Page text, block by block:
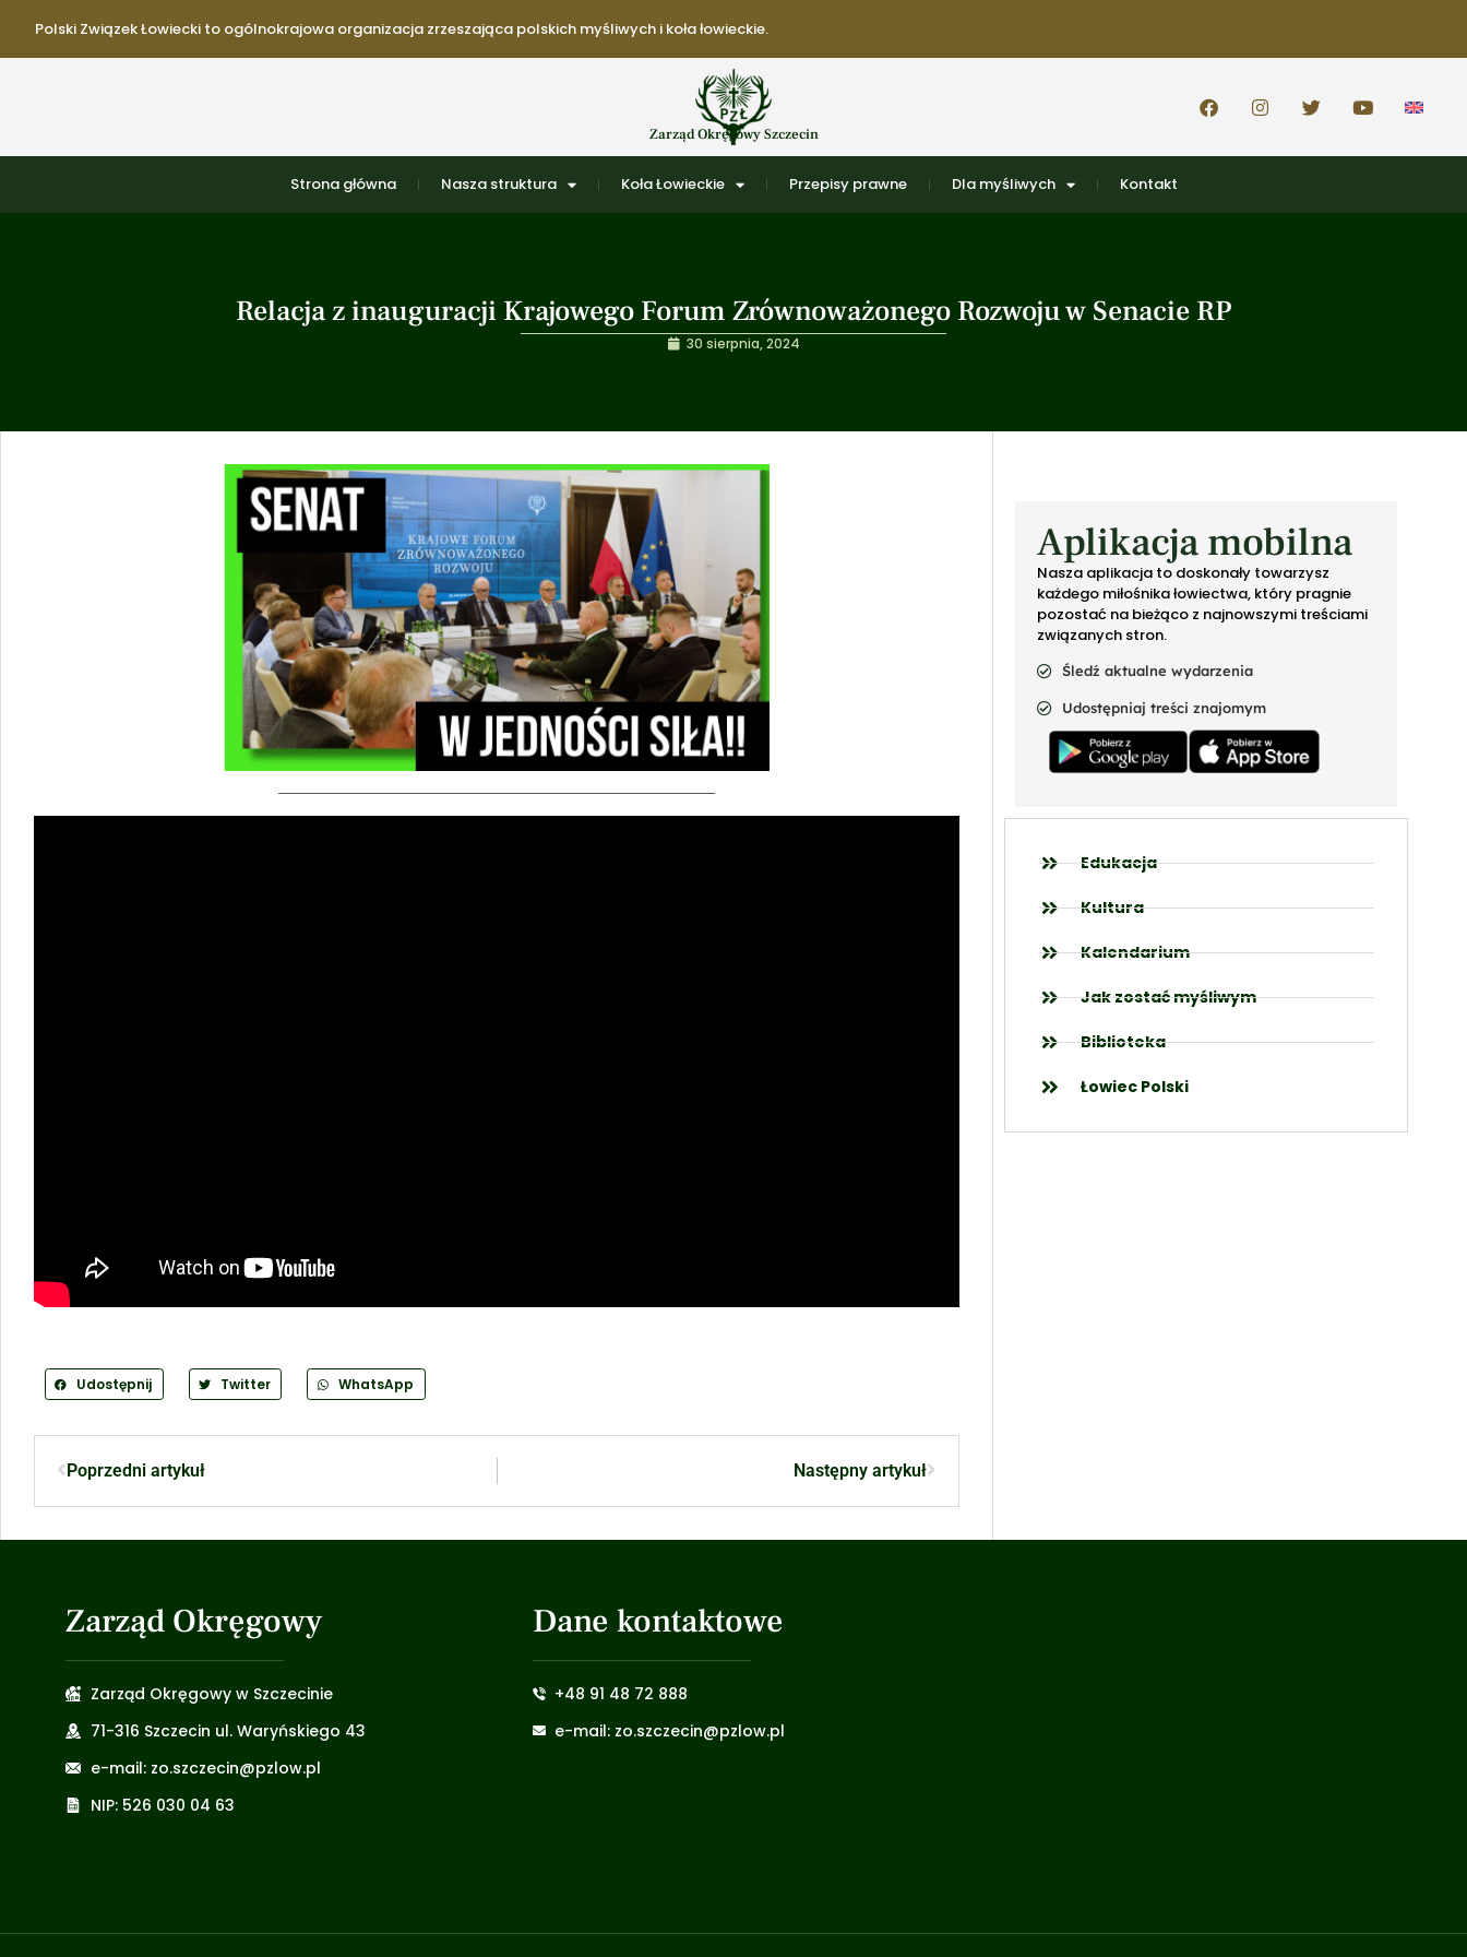
Polski Związek Łowiecki to ogólnokrajowa organizacja zrzeszająca polskich myśliwych i koła łowieckie.
Zarząd Okręgowy Szczecin
Strona główna Nasza struktura Koła Łowieckie Przepisy prawne Dla myśliwych Kontakt
Relacja z inauguracji Krajowego Forum Zrównoważonego Rozwoju w Senacie RP
30 sierpnia, 2024
Udostępnij Twitter WhatsApp
Poprzedni artykuł Następny artykuł
Aplikacja mobilna
Nasza aplikacja to doskonały towarzysz
każdego miłośnika łowiectwa, który pragnie
pozostać na bieżąco z najnowszymi treściami
związanych stron.
Śledź aktualne wydarzenia
Udostępniaj treści znajomym
Edukacja
Kultura
Kalendarium
Jak zostać myśliwym
Biblioteka
Łowiec Polski
Zarząd Okręgowy
Zarząd Okręgowy w Szczecinie
71-316 Szczecin ul. Waryńskiego 43
e-mail: zo.szczecin@pzlow.pl
NIP: 526 030 04 63
Dane kontaktowe
+48 91 48 72 888
e-mail: zo.szczecin@pzlow.pl